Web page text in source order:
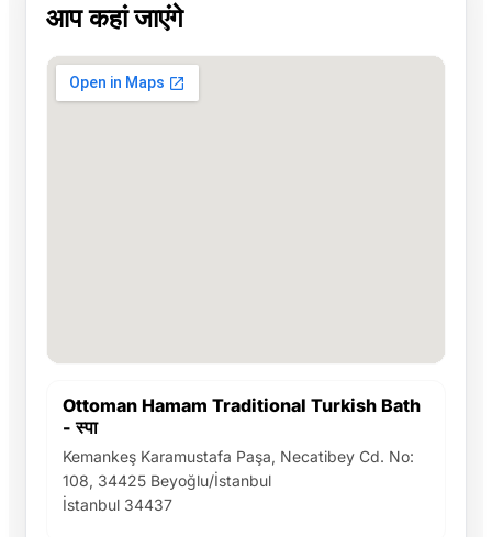
आप कहां जाएंगे
Ottoman Hamam Traditional Turkish Bath
- स्पा
Kemankeş Karamustafa Paşa, Necatibey Cd. No:
108, 34425 Beyoğlu/İstanbul
İstanbul 34437